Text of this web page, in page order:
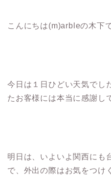
こんにちは(m)arbleの木下
今日は１日ひどい天気でし
たお客様には本当に感謝し
明日は、いよいよ関西にも
で、外出の際はお気をつけ